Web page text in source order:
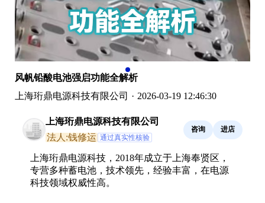
风帆铅酸电池强启功能全解析
上海珩鼎电源科技有限公司 · 2026-03-19 12:46:30
上海珩鼎电源科技有限公司
法人:钱修运 通过真实性核验
咨询 进店
上海珩鼎电源科技，2018年成立于上海奉贤区，
专营多种蓄电池，技术领先，经验丰富，在电源
科技领域权威性高。